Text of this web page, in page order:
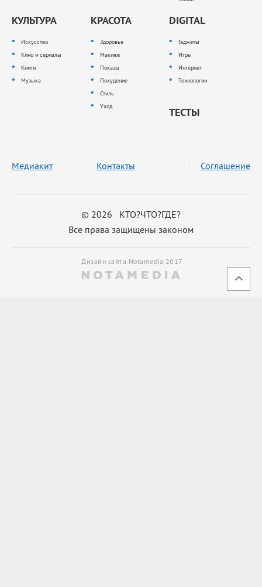
КУЛЬТУРА
Искусство
Кино и сериалы
Книги
Музыка
КРАСОТА
Здоровье
Макияж
Показы
Похудение
Стиль
Уход
DIGITAL
Гаджеты
Игры
Интернет
Технологии
ТЕСТЫ
© 2026 КТО?ЧТО?ГДЕ?
Все права защищены законом
Медиакит Контакты Соглашение
Дизайн сайта Notamedia 2017